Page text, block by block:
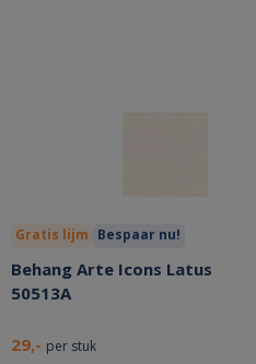
Gratis lijm Bespaar nu!
Behang Arte Icons Latus
50513A
29,- per stuk